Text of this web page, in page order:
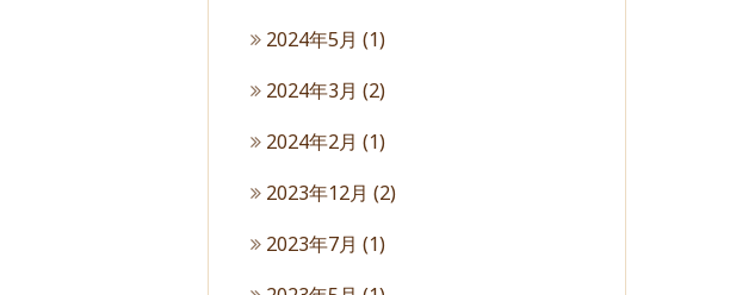
2024年5月 (1)
2024年3月 (2)
2024年2月 (1)
2023年12月 (2)
2023年7月 (1)